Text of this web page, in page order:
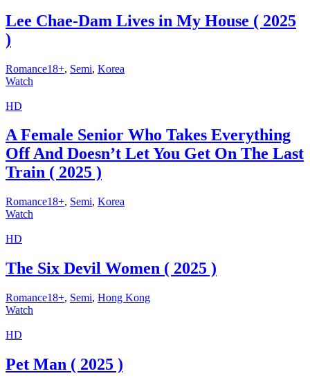
Lee Chae-Dam Lives in My House ( 2025
)
Romance18+, Semi, Korea
Watch
HD
A Female Senior Who Takes Everything
Off And Doesn’t Let You Get On The Last
Train ( 2025 )
Romance18+, Semi, Korea
Watch
HD
The Six Devil Women ( 2025 )
Romance18+, Semi, Hong Kong
Watch
HD
Pet Man ( 2025 )